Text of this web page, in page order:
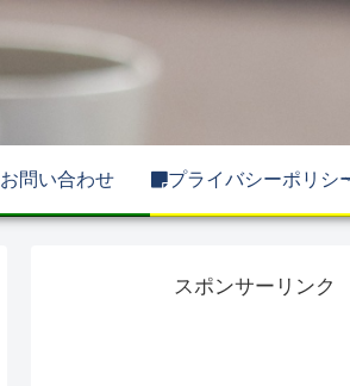
お問い合わせ プライバシーポリシ
スポンサーリンク